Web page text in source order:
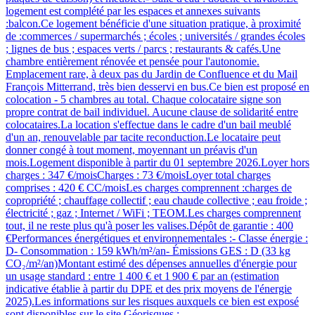
logement est complété par les espaces et annexes suivants
:balcon.Ce logement bénéficie d'une situation pratique, à proximité
de :commerces / supermarchés ; écoles ; universités / grandes écoles
; lignes de bus ; espaces verts / parcs ; restaurants & cafés.Une
chambre entièrement rénovée et pensée pour l'autonomie.
Emplacement rare, à deux pas du Jardin de Confluence et du Mail
François Mitterrand, très bien desservi en bus.Ce bien est proposé en
colocation - 5 chambres au total. Chaque colocataire signe son
propre contrat de bail individuel. Aucune clause de solidarité entre
colocataires.La location s'effectue dans le cadre d'un bail meublé
d'un an, renouvelable par tacite reconduction.Le locataire peut
donner congé à tout moment, moyennant un préavis d'un
mois.Logement disponible à partir du 01 septembre 2026.Loyer hors
charges : 347 €/moisCharges : 73 €/moisLoyer total charges
comprises : 420 € CC/moisLes charges comprennent :charges de
copropriété ; chauffage collectif ; eau chaude collective ; eau froide ;
électricité ; gaz ; Internet / WiFi ; TEOM.Les charges comprennent
tout, il ne reste plus qu'à poser les valises.Dépôt de garantie : 400
€Performances énergétiques et environnementales :- Classe énergie :
D- Consommation : 159 kWh/m²/an- Émissions GES : D (33 kg
CO₂/m²/an)Montant estimé des dépenses annuelles d'énergie pour
un usage standard : entre 1 400 € et 1 900 € par an (estimation
indicative établie à partir du DPE et des prix moyens de l'énergie
2025).Les informations sur les risques auxquels ce bien est exposé